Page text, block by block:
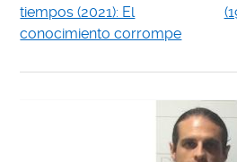
tiempos (2021): El
conocimiento corrompe